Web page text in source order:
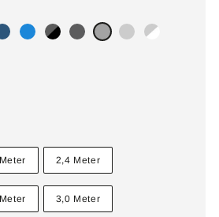
2,4 Meter
3,0 Meter